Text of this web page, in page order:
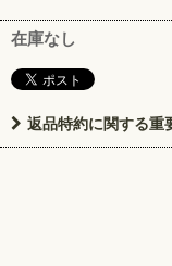
在庫なし
返品特約に関する重